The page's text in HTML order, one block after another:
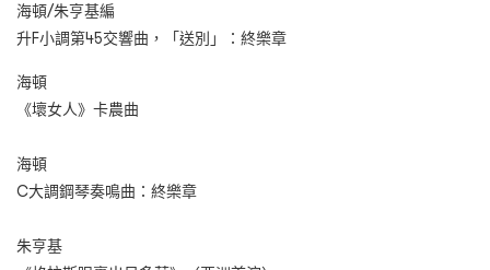
海頓/朱亨基編
升F小調第45交響曲，「送別」：終樂章
海頓
《壞女人》卡農曲
海頓
C大調鋼琴奏鳴曲：終樂章
朱亨基